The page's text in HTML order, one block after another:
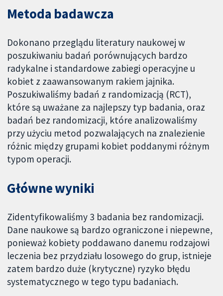
Metoda badawcza
Dokonano przeglądu literatury naukowej w
poszukiwaniu badań porównujących bardzo
radykalne i standardowe zabiegi operacyjne u
kobiet z zaawansowanym rakiem jajnika.
Poszukiwaliśmy badań z randomizacją (RCT),
które są uważane za najlepszy typ badania, oraz
badań bez randomizacji, które analizowaliśmy
przy użyciu metod pozwalających na znalezienie
różnic między grupami kobiet poddanymi różnym
typom operacji.
Główne wyniki
Zidentyfikowaliśmy 3 badania bez randomizacji.
Dane naukowe są bardzo ograniczone i niepewne,
ponieważ kobiety poddawano danemu rodzajowi
leczenia bez przydziału losowego do grup, istnieje
zatem bardzo duże (krytyczne) ryzyko błędu
systematycznego w tego typu badaniach.